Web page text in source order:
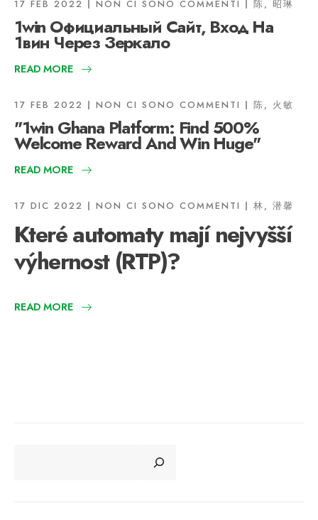
17 FEB 2022 NON CI SONO COMMENTI 陈, 昭琳
1win Официальный Сайт, Вход На
1вин Через Зеркало
READ MORE
17 FEB 2022 NON CI SONO COMMENTI 陈, 火敏
"1win Ghana Platform: Find 500%
Welcome Reward And Win Huge"
READ MORE
17 DIC 2022 NON CI SONO COMMENTI 林, 潜馨
Které automaty mají nejvyšší
výhernost (RTP)?
READ MORE